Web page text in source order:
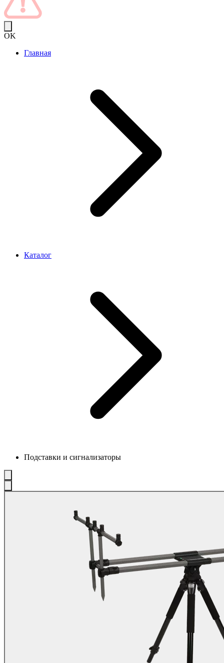
OK
Главная
Каталог
Подставки и сигнализаторы